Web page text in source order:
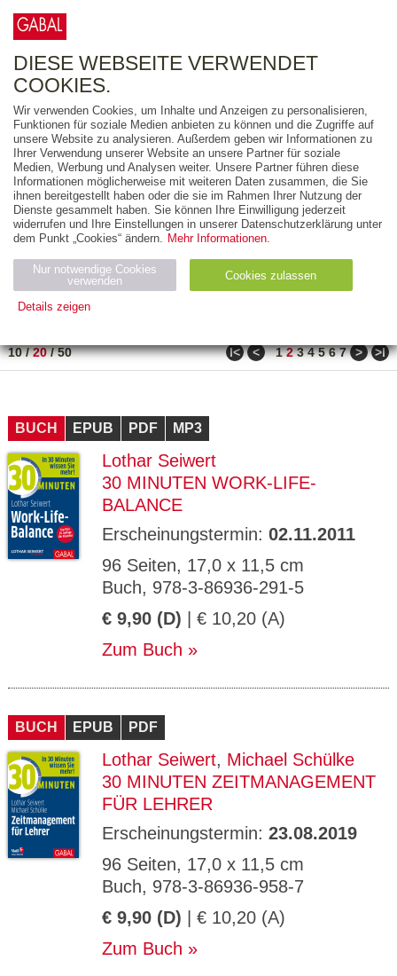
FREITEXT
AUSGABEART
AUS DER REIHE
ZUM THEMA
Neuerscheinung
Bestseller
PREIS
10/20/50 ǀ< < 1 2 3 4 5 6 7 > >ǀ
BUCH EPUB PDF MP3
Lothar Seiwert
30 MINUTEN WORK-LIFE-
BALANCE
Erscheinungstermin: 02.11.2011
96 Seiten, 17,0 x 11,5 cm
Buch, 978-3-86936-291-5
€ 9,90 (D) | € 10,20 (A)
Zum Buch
BUCH EPUB PDF
Lothar Seiwert, Michael Schülke
30 MINUTEN ZEITMANAGEMENT
FÜR LEHRER
Erscheinungstermin: 23.08.2019
96 Seiten, 17,0 x 11,5 cm
Buch, 978-3-86936-958-7
€ 9,90 (D) | € 10,20 (A)
Zum Buch
DIESE WEBSEITE VERWENDET
COOKIES.
Wir verwenden Cookies, um Inhalte und Anzeigen zu personalisieren,
Funktionen für soziale Medien anbieten zu können und die Zugriffe auf
unsere Website zu analysieren. Außerdem geben wir Informationen zu
Ihrer Verwendung unserer Website an unsere Partner für soziale
Medien, Werbung und Analysen weiter. Unsere Partner führen diese
Informationen möglicherweise mit weiteren Daten zusammen, die Sie
ihnen bereitgestellt haben oder die sie im Rahmen Ihrer Nutzung der
Dienste gesammelt haben. Sie können Ihre Einwilligung jederzeit
widerrufen und Ihre Einstellungen in unserer Datenschutzerklärung unter
dem Punkt „Cookies“ ändern. Mehr Informationen.
Nur notwendige Cookies
verwenden
Cookies zulassen
Details zeigen
Name Zweck
Ty
ESSION
_ID
verlag.
de
Session verwendet
GV_CO
OKIES
gabal-
Speichert den Zustimmungsstatus des
Domäne.